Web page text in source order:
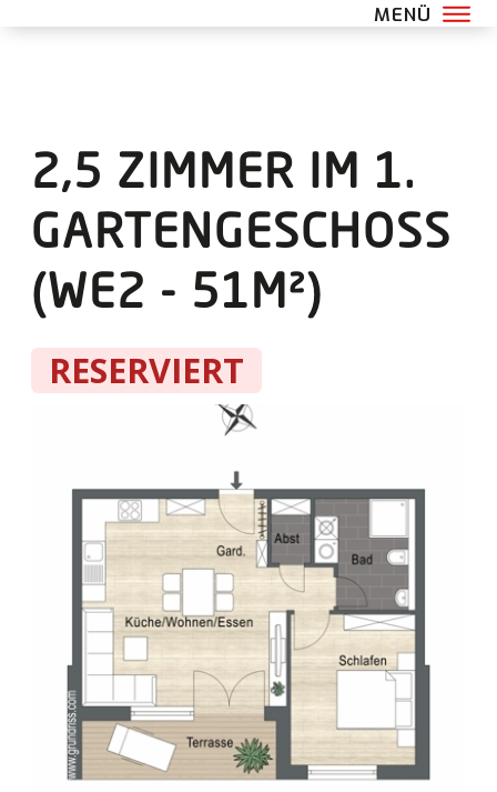
2,5 ZIMMER IM 1.
GARTENGESCHOSS
(WE2 - 51M²)
RESERVIERT